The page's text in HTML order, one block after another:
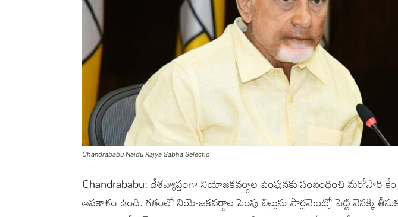
Chandrababu Naidu Rajya Sabha Selectio
Chandrababu: దేశవ్యాప్తంగా నియోజకవర్గాల పెంపునకు సంబంధించి మరోసారి
అవకాశం ఉంది. గతంలో నియోజకవర్గాల పెంపు బిల్లును పార్లమెంట్లో పెట్టి వెనక్కి